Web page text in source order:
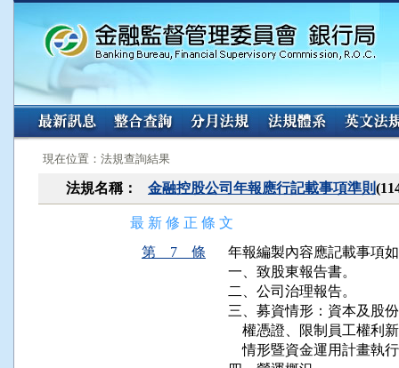
:::
現在位置：法規查詢結果
法規名稱： 金融控股公司年報應行記載事項準則
最 新 修 正 條 文
第 7 條
年報編製內容應記載事項
一、致股東報告書。
二、公司治理報告。
三、募資情形：資本及股
權憑證、限制員工權
情形暨資金運用計畫執